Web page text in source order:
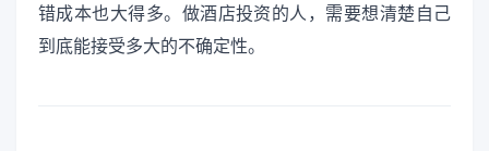
错成本也大得多。做酒店投资的人，需要想清楚自己
到底能接受多大的不确定性。